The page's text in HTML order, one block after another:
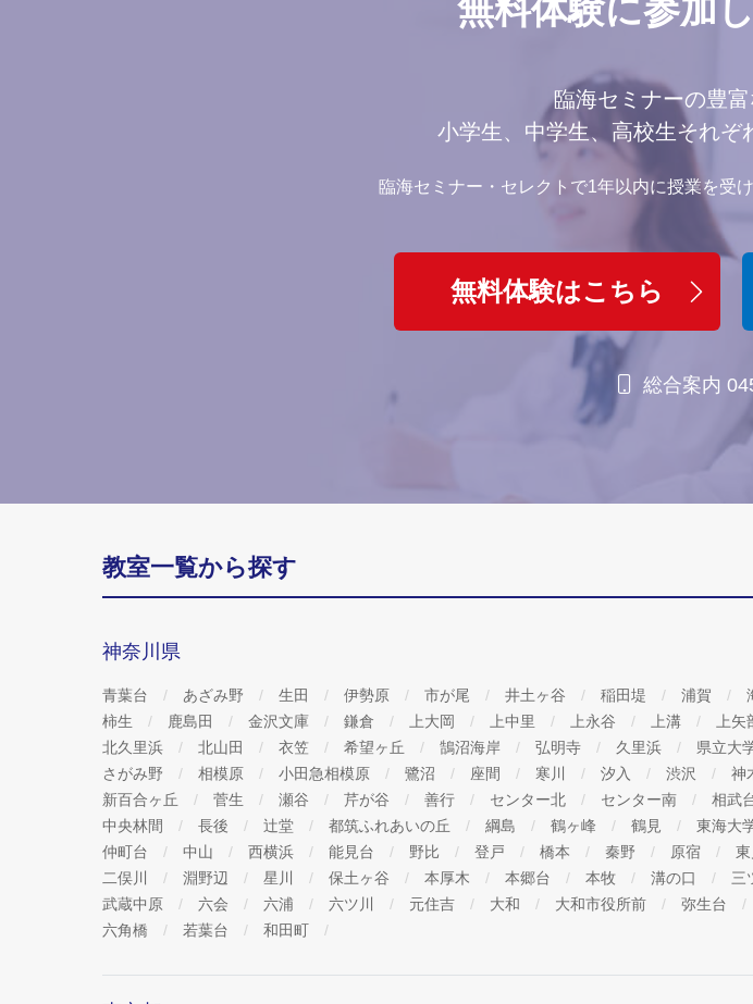
無料体験に参加
臨海セミナーの豊
小学生、中学生、高校生それぞ
臨海セミナー・セレクトで1年以内に授業を受
無料体験はこちら
総合案内
教室一覧から探す
神奈川県
青葉台 あざみ野 生田 伊勢原 市が尾 井土ヶ谷 稲田堤 浦賀
柿生
鹿島田 金沢文庫 鎌倉 上大岡 上中里 上永谷 上溝 上矢
北久里浜
北山田 衣笠 希望ヶ丘 鵠沼海岸 弘明寺 久里浜 県立大
さがみ野
相模原 小田急相模原 鷺沼 座間 寒川 汐入 渋沢 神
新百合ヶ丘
菅生 瀬谷 芹が谷 善行 センター北 センター南 相武
中央林間
長後 辻堂 都筑ふれあいの丘 綱島 鶴ヶ峰 鶴見 東海大
仲町台
中山 西横浜 能見台 野比 登戸 橋本 秦野 原宿
二俣川
淵野辺 星川 保土ヶ谷 本厚木 本郷台 本牧 溝の口 三
武蔵中原
六会 六浦 六ツ川 元住吉 大和 大和市役所前 弥生台
六角橋
若葉台 和田町